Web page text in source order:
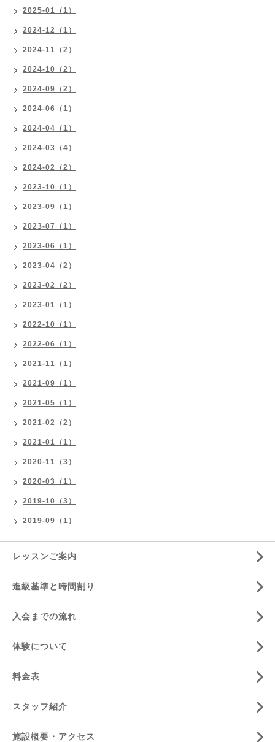
2025-01（1）
2024-12（1）
2024-11（2）
2024-10（2）
2024-09（2）
2024-06（1）
2024-04（1）
2024-03（4）
2024-02（2）
2023-10（1）
2023-09（1）
2023-07（1）
2023-06（1）
2023-04（2）
2023-02（2）
2023-01（1）
2022-10（1）
2022-06（1）
2021-11（1）
2021-09（1）
2021-05（1）
2021-02（2）
2021-01（1）
2020-11（3）
2020-03（1）
2019-10（3）
2019-09（1）
レッスンご案内
進級基準と時間割り
入会までの流れ
体験について
料金表
スタッフ紹介
施設概要・アクセス